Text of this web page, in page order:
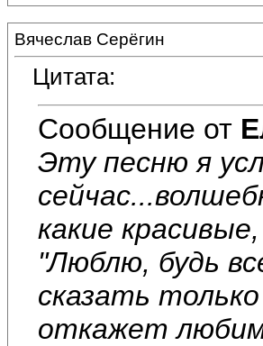
Вячеслав Серёгин
Цитата:
Сообщение от
Эту песню я
какие
"Люблю, будь
сказать
откажет